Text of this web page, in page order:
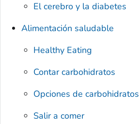
El cerebro y la diabetes
Alimentación saludable
Healthy Eating
Contar carbohidratos
Opciones de carbohidratos
Salir a comer